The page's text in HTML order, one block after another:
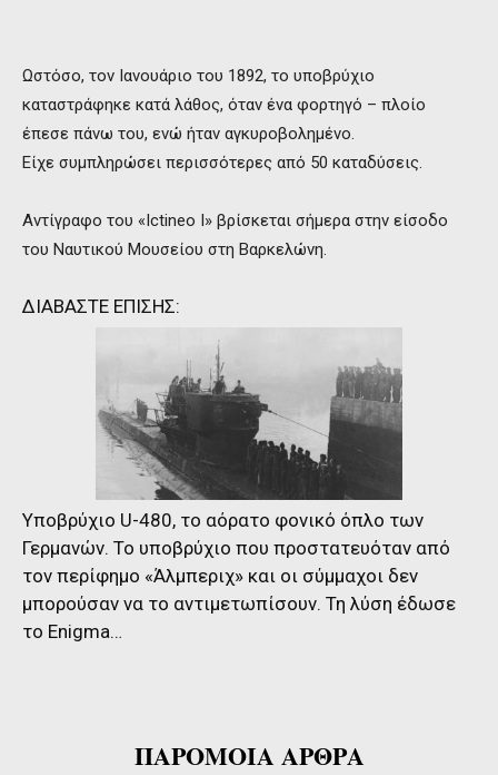
Ωστόσο, τον Ιανουάριο του 1892, το υποβρύχιο
καταστράφηκε κατά λάθος, όταν ένα φορτηγό – πλοίο
έπεσε πάνω του, ενώ ήταν αγκυροβολημένο.
Είχε συμπληρώσει περισσότερες από 50 καταδύσεις.
Αντίγραφο του «Ictineo I» βρίσκεται σήμερα στην είσοδο
του Ναυτικού Μουσείου στη Βαρκελώνη.
ΔΙΑΒΑΣΤΕ ΕΠΙΣΗΣ:
Υποβρύχιο U-480, το αόρατο φονικό όπλο των
Γερμανών. Το υποβρύχιο που προστατευόταν από
τον περίφημο «Άλμπεριχ» και οι σύμμαχοι δεν
μπορούσαν να το αντιμετωπίσουν. Τη λύση έδωσε
το Enigma…
ΠΑΡΟΜΟΙΑ ΑΡΘΡΑ